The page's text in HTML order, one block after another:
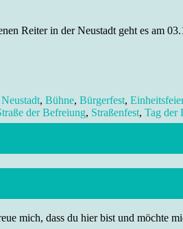
Reiter in der Neustadt geht es am
, Bühne, Bürgerfest, Einheitsfeier
der Befreiung, Straßenfest, Tag der
mich, dass du hier bist und möchte